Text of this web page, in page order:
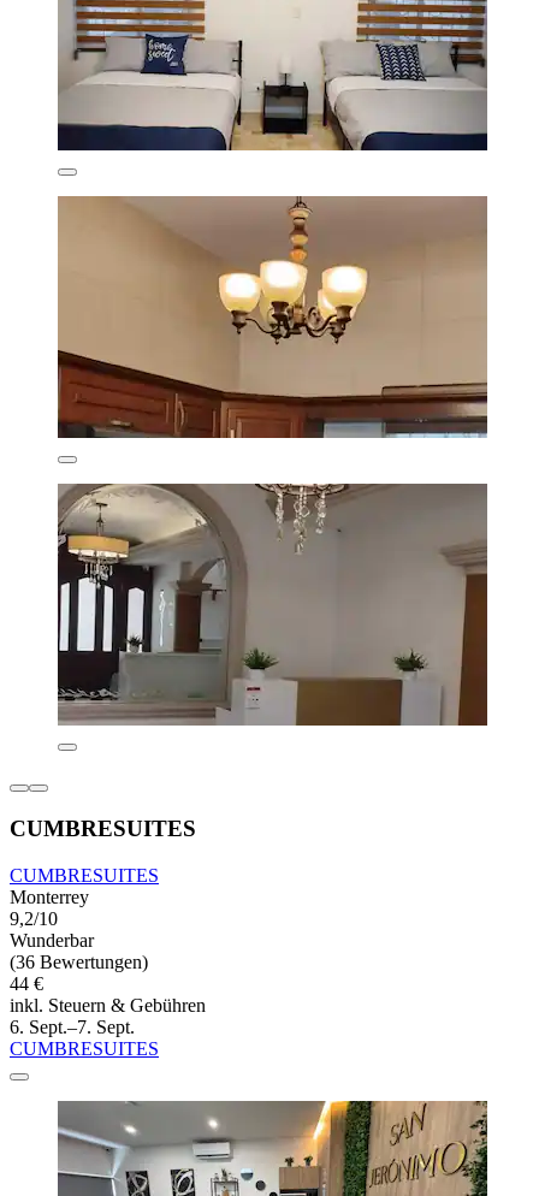
CUMBRESUITES
CUMBRESUITES
Monterrey
9,2/10
Wunderbar
(36 Bewertungen)
44 €
inkl. Steuern & Gebühren
6. Sept.–7. Sept.
CUMBRESUITES